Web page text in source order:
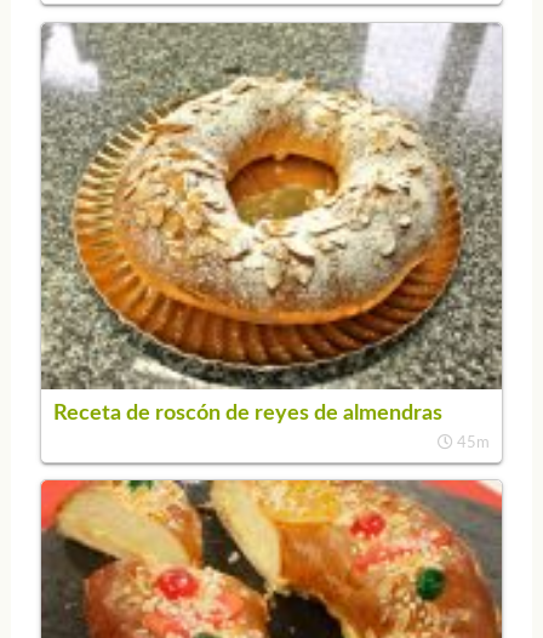
Receta de roscón de reyes de almendras
45m